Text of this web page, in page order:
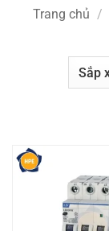
Trang chủ /